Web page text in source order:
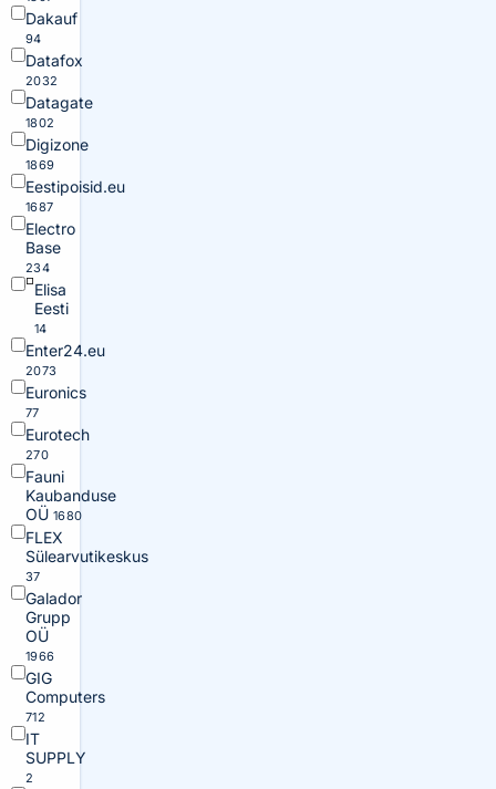
Dakauf
94
Datafox
2032
Datagate
1802
Digizone
1869
Eestipoisid.eu
1687
Electro
Base
234
Elisa
Eesti
14
Enter24.eu
2073
Euronics
77
Eurotech
270
Fauni
Kaubanduse
OÜ 1680
FLEX
Sülearvutikeskus
37
Galador
Grupp
OÜ
1966
GIG
Computers
712
IT
SUPPLY
2